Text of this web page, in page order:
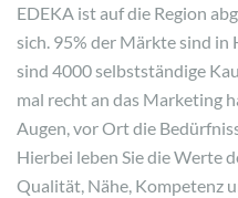
EDEKA ist auf die Region
sich. 95% der Märkte sind in
sind 4000 selbstständige
mal recht an das Marketing
Augen, vor Ort die
Hierbei leben Sie die Werte
Qualität, Nähe, Kompetenz